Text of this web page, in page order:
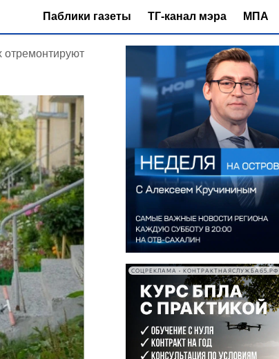
Паблики газеты ТГ-канал мэра МПА
отремонтируют
СОЦРЕКЛАМА • КОНТРАКТНАЯСЛУЖБА65.РФ